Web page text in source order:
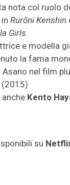
nota col ruolo
Rurōni Kenshin
Girls
e modella
la fama
Asano nel film
(2015)
Kento
su